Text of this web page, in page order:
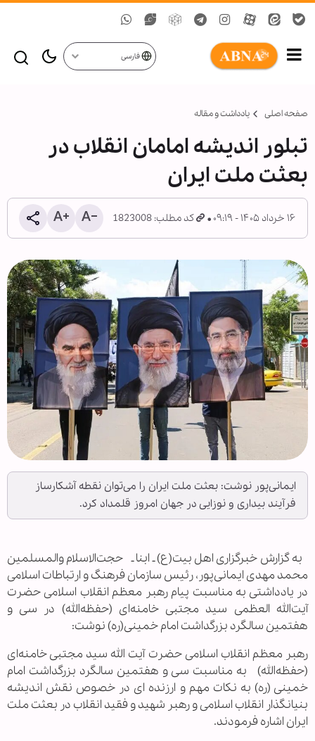
فارسی
صفحه اصلی یادداشت و مقاله
تبلور اندیشه امامان انقلاب در
بعثت ملت ایران
۱۶ خرداد ۱۴۰۵ - ۰۹:۱۹ کد مطلب: 1823008
ایمانی‌پور نوشت: بعثت ملت ایران را می‌توان نقطه آشکارساز
فرآیند بیداری و نوزایی در جهان امروز قلمداد کرد.
به گزارش خبرگزاری اهل بیت(ع) ـ ابنا ـ حجت‌الاسلام والمسلمین
محمد مهدی ایمانی‌پور، رئیس سازمان فرهنگ و ارتباطات اسلامی
در یادداشتی به مناسبت پیام رهبر معظم انقلاب اسلامی حضرت
آیت‌الله العظمی سید مجتبی خامنه‌ای (حفظه‌الله) در سی و
هفتمین سالگرد بزرگداشت امام خمینی(ره) نوشت:
رهبر معظم انقلاب اسلامی حضرت آیت الله سید مجتبی خامنه‌ای
(حفظه‌الله) به مناسبت سی و هفتمین سالگرد بزرگداشت امام
خمینی (ره) به نکات مهم و ارزنده ای در خصوص نقش اندیشه
بنیانگذار انقلاب اسلامی و رهبر شهید و فقید انقلاب در بعثت ملت
ایران اشاره فرمودند.